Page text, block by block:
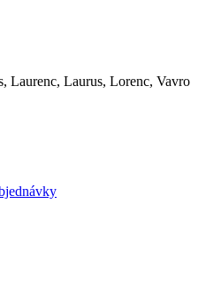
Laurenc, Laurus, Lorenc, Vavro